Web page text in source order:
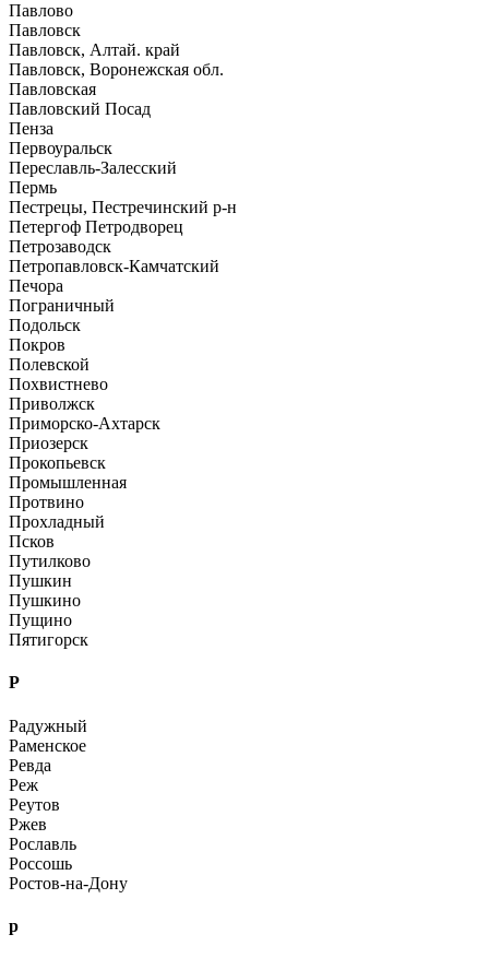
Павлово
Павловск
Павловск, Алтай. край
Павловск, Воронежская обл.
Павловская
Павловский Посад
Пенза
Первоуральск
Переславль-Залесский
Пермь
Пестрецы, Пестречинский р-н
Петергоф Петродворец
Петрозаводск
Петропавловск-Камчатский
Печора
Пограничный
Подольск
Покров
Полевской
Похвистнево
Приволжск
Приморско-Ахтарск
Приозерск
Прокопьевск
Промышленная
Протвино
Прохладный
Псков
Путилково
Пушкин
Пушкино
Пущино
Пятигорск
Р
Радужный
Раменское
Ревда
Реж
Реутов
Ржев
Рославль
Россошь
Ростов-на-Дону
р